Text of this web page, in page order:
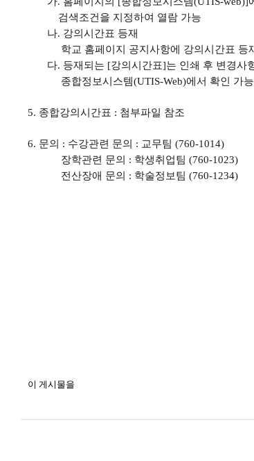
검색조건을 지정하여 열람 가능
나. 강의시간표 등재
학교 홈페이지 공지사항에 강의시간표 등
다. 등재되는 [강의시간표]는 인쇄 후 변경사
종합정보시스템(UTIS-Web)에서 확인 가능
5. 종합강의시간표 : 첨부파일 참조
6. 문의 : 수강관련 문의 : 교무팀 (760-1014)
장학관련 문의 : 학생취업팀 (760-1023)
전산장애 문의 : 학술정보팀 (760-1234)
이 게시물을